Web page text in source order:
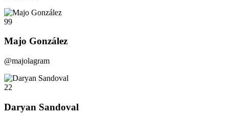
99
Majo González
@majolagram
22
Daryan Sandoval